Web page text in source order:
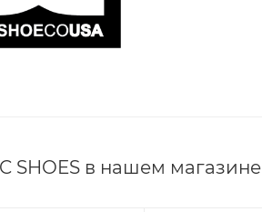
SHOES в нашем магазине